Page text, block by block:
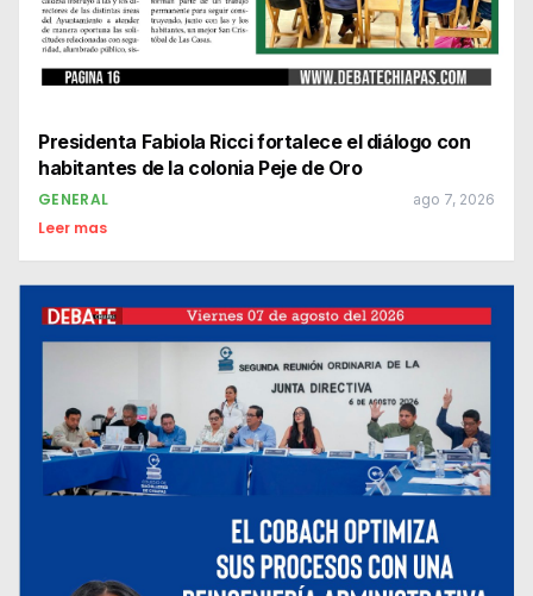
Presidenta Fabiola Ricci fortalece el diálogo con
habitantes de la colonia Peje de Oro
GENERAL ago 7, 2026
Leer mas